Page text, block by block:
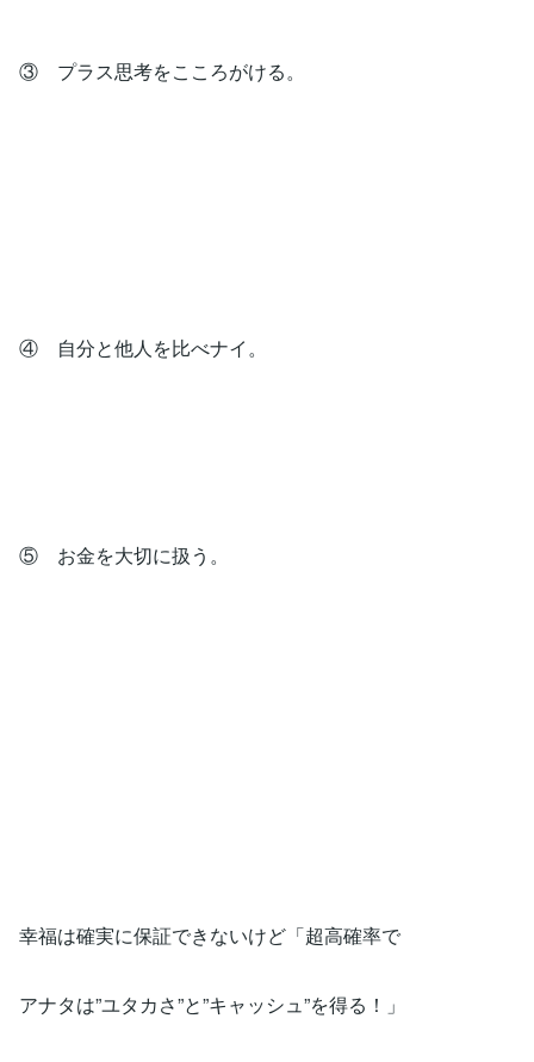
③ プラス思考をこころがける。
④ 自分と他人を比べナイ。
⑤ お金を大切に扱う。
幸福は確実に保証できないけど「超高確率で
アナタは”ユタカさ”と”キャッシュ”を得る！」